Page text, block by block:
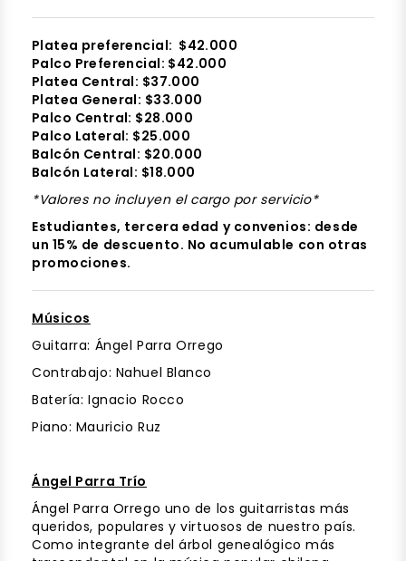
Platea preferencial: $42.000
Palco Preferencial: $42.000
Platea Central: $37.000
Platea General: $33.000
Palco Central: $28.000
Palco Lateral: $25.000
Balcón Central: $20.000
Balcón Lateral: $18.000
*Valores no incluyen el cargo por servicio*
Estudiantes, tercera edad y convenios: desde
un 15% de descuento. No acumulable con otras
promociones.
Músicos
Guitarra: Ángel Parra Orrego
Contrabajo: Nahuel Blanco
Batería: Ignacio Rocco
Piano: Mauricio Ruz
Ángel Parra Trío
Ángel Parra Orrego uno de los guitarristas más
queridos, populares y virtuosos de nuestro país.
Como integrante del árbol genealógico más